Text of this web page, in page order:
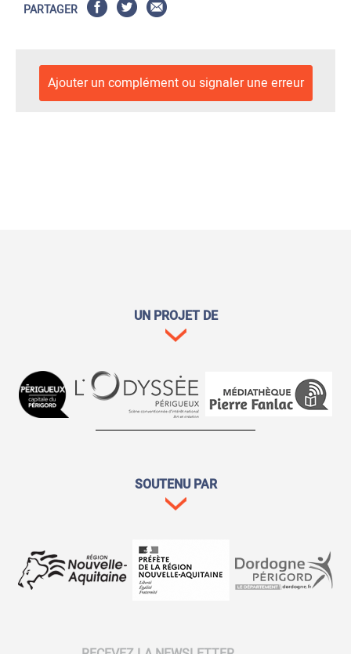
PARTAGER
Ajouter un complément ou signaler une erreur
UN PROJET DE
SOUTENU PAR